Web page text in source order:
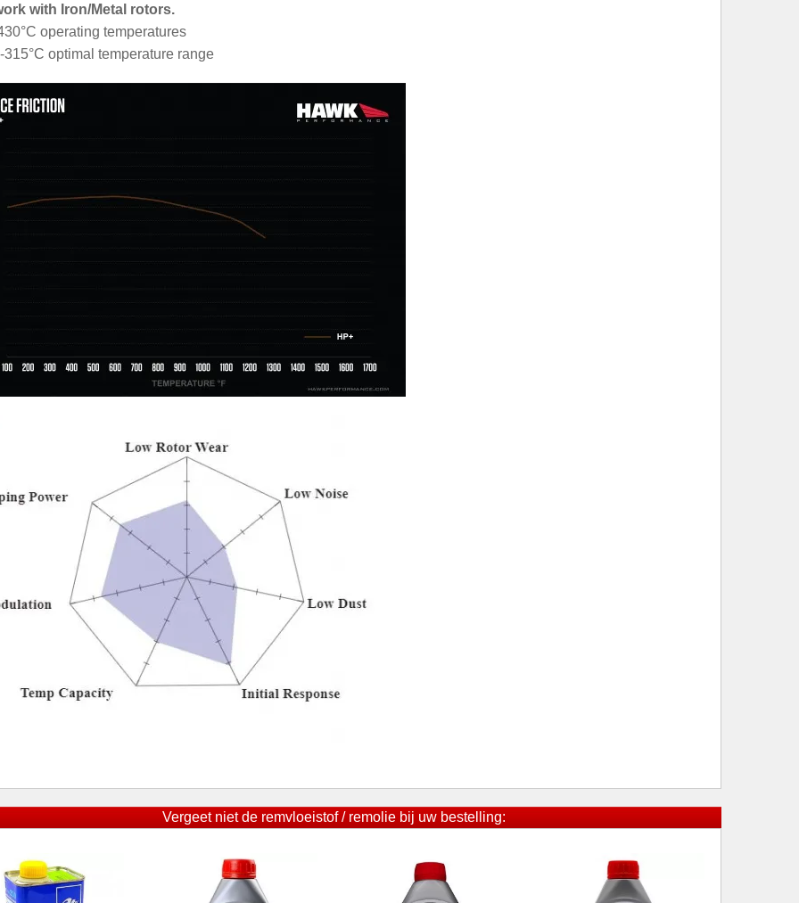
with Iron/Metal rotors.
operating temperatures
315°C optimal temperature range
Vergeet niet de remvloeistof / remolie bij uw bestelling: